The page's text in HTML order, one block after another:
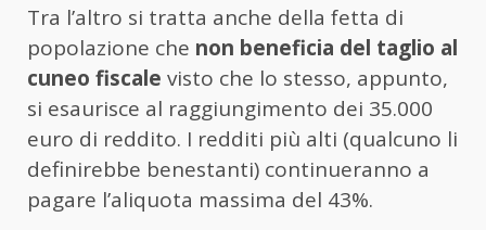
Tra l’altro si tratta anche della fetta di
popolazione che non beneficia del taglio al
cuneo fiscale visto che lo stesso, appunto,
si esaurisce al raggiungimento dei 35.000
euro di reddito. I redditi più alti (qualcuno li
definirebbe benestanti) continueranno a
pagare l’aliquota massima del 43%.